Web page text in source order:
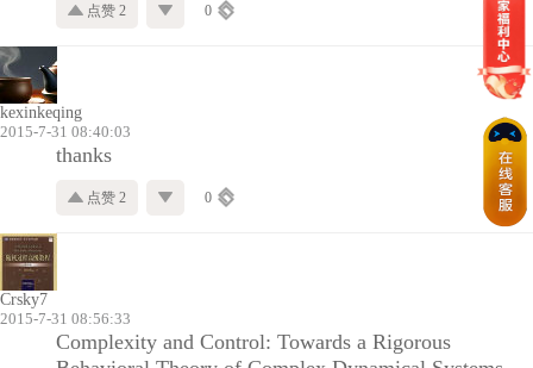
点赞 2 0
kexinkeqing
2015-7-31 08:40:03
thanks
点赞 2 0
Crsky7
2015-7-31 08:56:33
Complexity and Control: Towards a Rigorous